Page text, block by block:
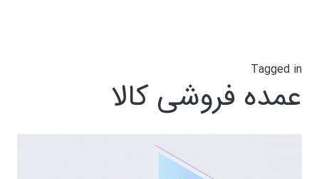
Tagged in
عمده فروشی کالا